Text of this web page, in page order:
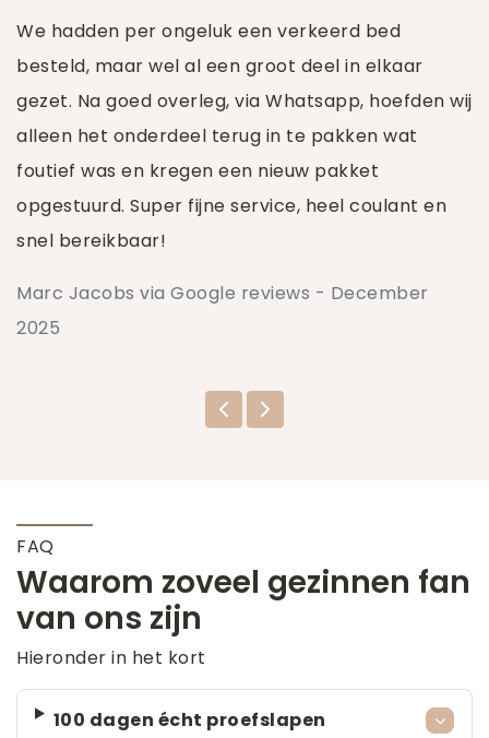
We hadden per ongeluk een verkeerd bed
besteld, maar wel al een groot deel in elkaar
gezet. Na goed overleg, via Whatsapp, hoefden wij
alleen het onderdeel terug in te pakken wat
foutief was en kregen een nieuw pakket
opgestuurd. Super fijne service, heel coulant en
snel bereikbaar!
Marc Jacobs via Google reviews - December
2025
FAQ
Waarom zoveel gezinnen fan
van ons zijn
Hieronder in het kort
100 dagen écht proefslapen